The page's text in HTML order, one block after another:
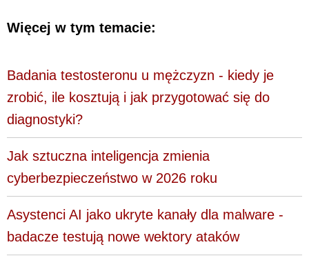
Więcej w tym temacie:
Badania testosteronu u mężczyzn - kiedy je
zrobić, ile kosztują i jak przygotować się do
diagnostyki?
Jak sztuczna inteligencja zmienia
cyberbezpieczeństwo w 2026 roku
Asystenci AI jako ukryte kanały dla malware -
badacze testują nowe wektory ataków